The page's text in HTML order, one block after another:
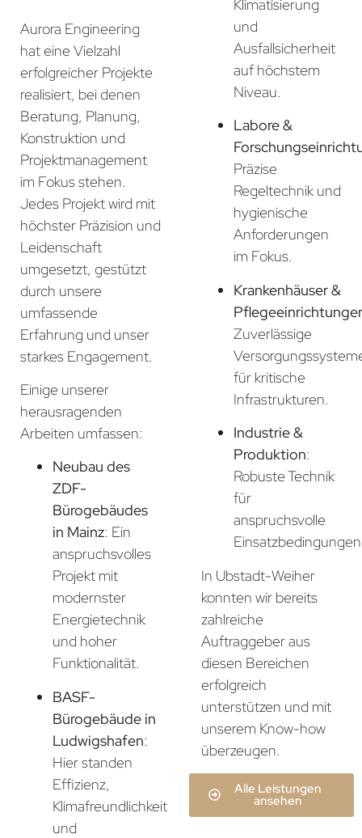
Aurora Engineering
hat eine Vielzahl
erfolgreicher Projekte
realisiert, bei denen
Beratung, Planung,
Konstruktion und
Projektmanagement
im Fokus stehen.
Jedes Projekt wird mit
höchster Präzision und
Leidenschaft
umgesetzt, gestützt
durch unsere
umfassende
Erfahrung und unser
starkes Engagement.
Einige unserer
herausragenden
Arbeiten umfassen:
Neubau des
ZDF-
Bürogebäudes
in Mainz: Ein
anspruchsvolles
Projekt mit
modernster
Energietechnik
und hoher
Funktionalität.
BASF-
Bürogebäude in
Ludwigshafen:
Hier standen
Effizienz,
Klimafreundlichkeit
und
Klimatisierung
und
Ausfallsicherheit
auf höchstem
Niveau.
Labore &
Präzise
Regeltechnik und
hygienische
Anforderungen
im Fokus.
Krankenhäuser &
Zuverlässige
für kritische
Infrastrukturen.
Industrie &
Produktion:
Robuste Technik
für
anspruchsvolle
In Ubstadt-Weiher
konnten wir bereits
zahlreiche
Auftraggeber aus
diesen Bereichen
erfolgreich
unterstützen und mit
unserem Know-how
überzeugen.
Alle Leistungen
ansehen